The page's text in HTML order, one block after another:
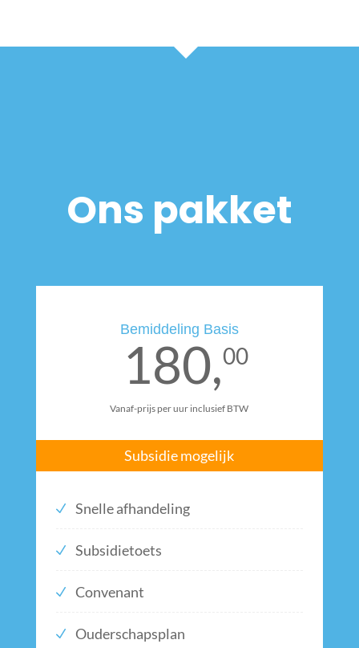
Ons pakket
Bemiddeling Basis
180,00
Vanaf-prijs per uur inclusief BTW
Subsidie mogelijk
Snelle afhandeling
Subsidietoets
Convenant
Ouderschapsplan